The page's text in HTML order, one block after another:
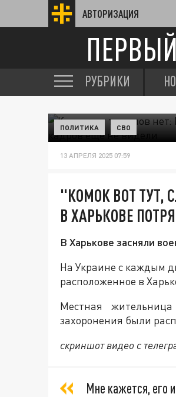
АВТОРИЗАЦИЯ
РУБРИКИ
ПОЛИТИКА СВО
13 АПРЕЛЯ 2025 07:59
"КОМОК ВОТ ТУТ,
В ХАРЬКОВЕ
В Харькове засняли
На Украине с каждым
расположенное в
Местная
захоронения были
скриншот видео с
Мне кажется, его